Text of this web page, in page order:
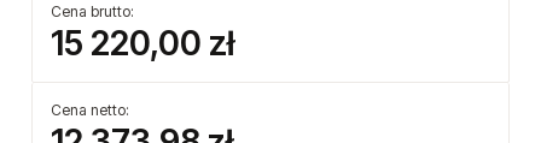
Cena brutto:
15 220,00 zł
Cena netto: